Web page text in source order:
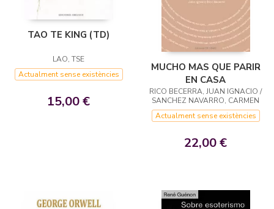
TAO TE KING (TD)
LAO, TSE
Actualment sense existències
15,00 €
MUCHO MAS QUE PARIR
EN CASA
RICO BECERRA, JUAN IGNACIO /
SANCHEZ NAVARRO, CARMEN
Actualment sense existències
22,00 €